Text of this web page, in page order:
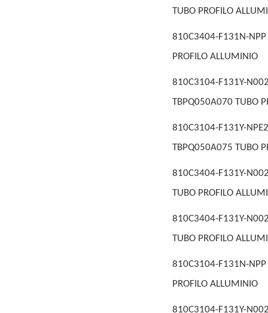
TUBO PROFILO
810C3404-F131N-
PROFILO ALLUMINIO
810C3104-F131Y-
TBPQ050A070 TUBO
810C3104-F131Y-
TBPQ050A075 TUBO
810C3404-F131Y-
TUBO PROFILO
810C3404-F131Y-
TUBO PROFILO
810C3104-F131N-NPP
PROFILO ALLUMINIO
810C3104-F131Y-